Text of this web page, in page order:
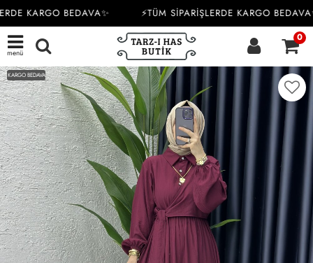
KARGO BEDAVA✨ ⚡TÜM SİPARİŞLERDE KARGO
menü
0
KARGO BEDAVA